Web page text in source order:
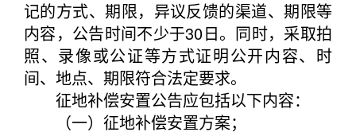
记的方式、期限，异议反馈的渠道、期限等
内容，公告时间不少于30日。同时，采取拍
照、录像或公证等方式证明公开内容、时
间、地点、期限符合法定要求。
征地补偿安置公告应包括以下内容：
（一）征地补偿安置方案；